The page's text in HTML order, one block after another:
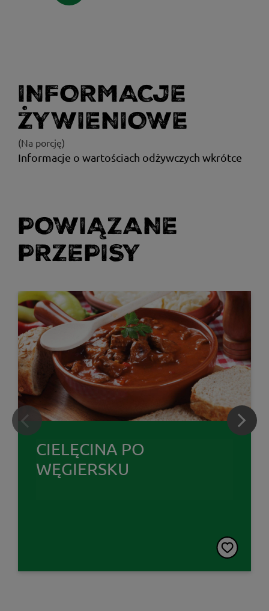
INFORMACJE
ŻYWIENIOWE
(Na porcję)
Informacje o wartościach odżywczych wkrótce
POWIĄZANE
PRZEPISY
CIELĘCINA PO
WĘGIERSKU